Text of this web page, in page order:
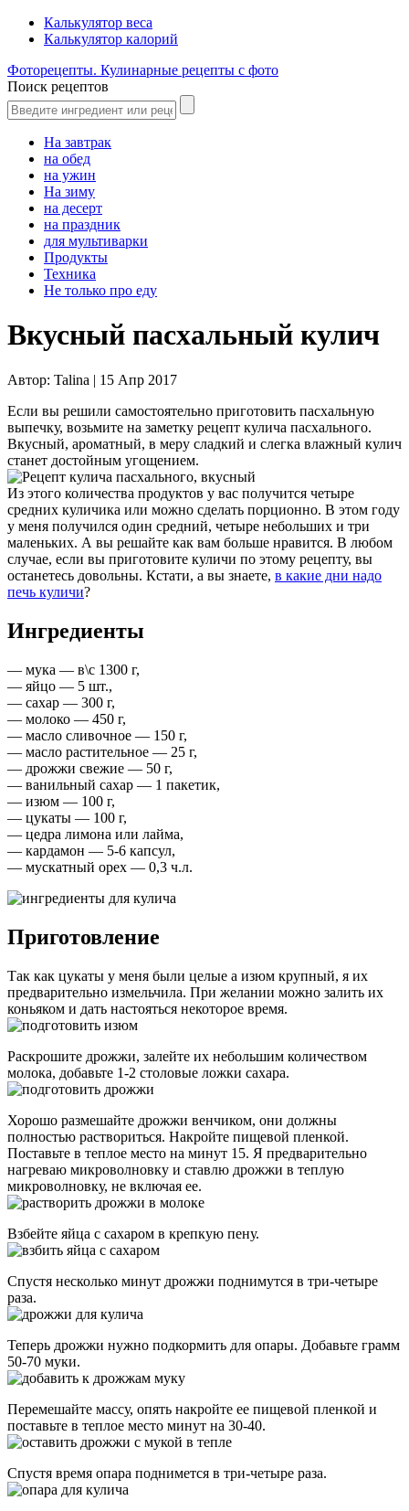
Калькулятор веса
Калькулятор калорий
Фоторецепты. Кулинарные рецепты с фото
Поиск рецептов
На завтрак
на обед
на ужин
На зиму
на десерт
на праздник
для мультиварки
Продукты
Техника
Не только про еду
Вкусный пасхальный кулич
Автор: Talina | 15 Апр 2017
Если вы решили самостоятельно приготовить пасхальную
выпечку, возьмите на заметку рецепт кулича пасхального.
Вкусный, ароматный, в меру сладкий и слегка влажный кулич
станет достойным угощением.
Из этого количества продуктов у вас получится четыре
средних куличика или можно сделать порционно. В этом году
у меня получился один средний, четыре небольших и три
маленьких. А вы решайте как вам больше нравится. В любом
случае, если вы приготовите куличи по этому рецепту, вы
останетесь довольны. Кстати, а вы знаете, в какие дни надо
печь куличи?
Ингредиенты
— мука — в\с 1300 г,
— яйцо — 5 шт.,
— сахар — 300 г,
— молоко — 450 г,
— масло сливочное — 150 г,
— масло растительное — 25 г,
— дрожжи свежие — 50 г,
— ванильный сахар — 1 пакетик,
— изюм — 100 г,
— цукаты — 100 г,
— цедра лимона или лайма,
— кардамон — 5-6 капсул,
— мускатный орех — 0,3 ч.л.
Приготовление
Так как цукаты у меня были целые а изюм крупный, я их
предварительно измельчила. При желании можно залить их
коньяком и дать настояться некоторое время.
Раскрошите дрожжи, залейте их небольшим количеством
молока, добавьте 1-2 столовые ложки сахара.
Хорошо размешайте дрожжи венчиком, они должны
полностью раствориться. Накройте пищевой пленкой.
Поставьте в теплое место на минут 15. Я предварительно
нагреваю микроволновку и ставлю дрожжи в теплую
микроволновку, не включая ее.
Взбейте яйца с сахаром в крепкую пену.
Спустя несколько минут дрожжи поднимутся в три-четыре
раза.
Теперь дрожжи нужно подкормить для опары. Добавьте грамм
50-70 муки.
Перемешайте массу, опять накройте ее пищевой пленкой и
поставьте в теплое место минут на 30-40.
Спустя время опара поднимется в три-четыре раза.